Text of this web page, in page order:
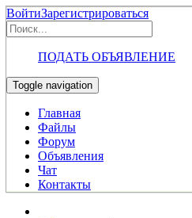
ВойтиЗарегистрироваться
ПОДАТЬ ОБЪЯВЛЕНИЕ
Toggle navigation
Главная
Файлы
Форум
Объявления
Чат
Контакты